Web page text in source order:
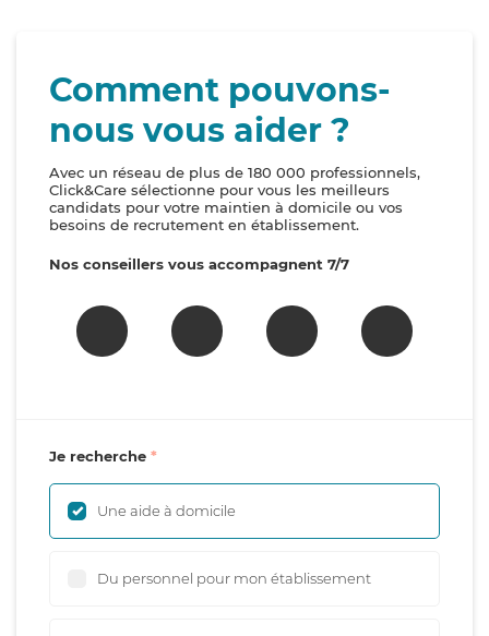
Comment pouvons-
nous vous aider ?
Avec un réseau de plus de 180 000 professionnels,
Click&Care sélectionne pour vous les meilleurs
candidats pour votre maintien à domicile ou vos
besoins de recrutement en établissement.
Nos conseillers vous accompagnent 7/7
Je recherche
Une aide à domicile
Du personnel pour mon établissement